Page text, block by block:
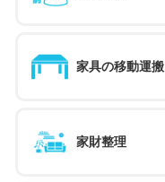
家具の移動運搬
家財整理